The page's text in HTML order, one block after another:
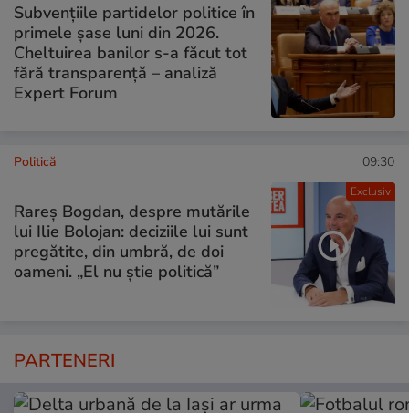
Subvențiile partidelor politice în
primele șase luni din 2026.
Cheltuirea banilor s-a făcut tot
fără transparență – analiză
Expert Forum
Exclusiv
Politică 09:30
Rareș Bogdan, despre mutările
lui Ilie Bolojan: deciziile lui sunt
pregătite, din umbră, de doi
oameni. „El nu știe politică”
PARTENERI